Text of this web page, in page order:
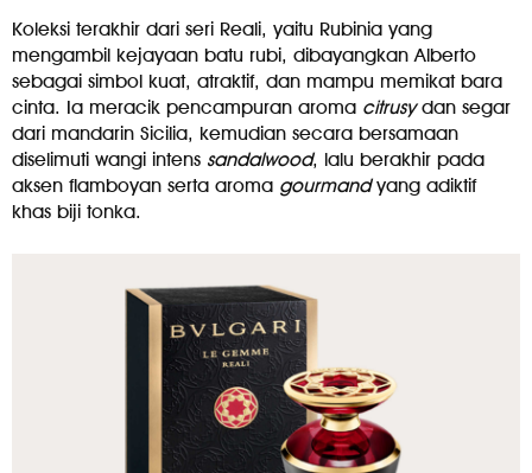
Koleksi terakhir dari seri Reali, yaitu Rubinia yang
mengambil kejayaan batu rubi, dibayangkan Alberto
sebagai simbol kuat, atraktif, dan mampu memikat bara
cinta. Ia meracik pencampuran aroma citrusydan segar
dari mandarin Sicilia, kemudian secara bersamaan
diselimuti wangi intens sandalwood, lalu berakhir pada
aksen flamboyan serta aroma gourmandyang adiktif
khas biji tonka.